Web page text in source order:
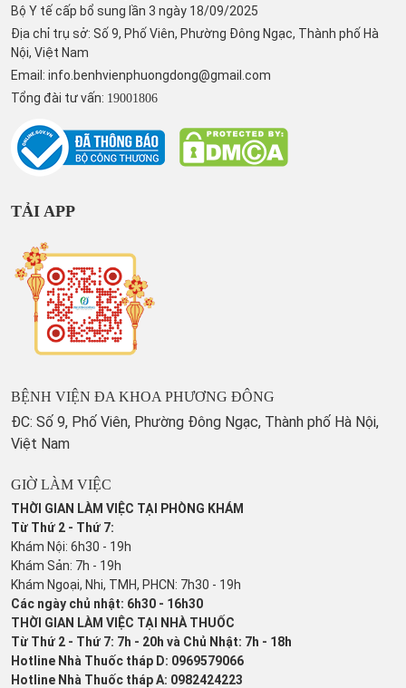
Bộ Y tế cấp bổ sung lần 3 ngày 18/09/2025
Địa chỉ trụ sở: Số 9, Phố Viên, Phường Đông Ngạc, Thành phố Hà
Nội, Việt Nam
Email: info.benhvienphuongdong@gmail.com
Tổng đài tư vấn: 19001806
TẢI APP
BỆNH VIỆN ĐA KHOA PHƯƠNG ĐÔNG
ĐC: Số 9, Phố Viên, Phường Đông Ngạc, Thành phố Hà Nội,
Việt Nam
GIỜ LÀM VIỆC
THỜI GIAN LÀM VIỆC TẠI PHÒNG KHÁM
Từ Thứ 2 - Thứ 7:
Khám Nội: 6h30 - 19h
Khám Sản: 7h - 19h
Khám Ngoại, Nhi, TMH, PHCN: 7h30 - 19h
Các ngày chủ nhật: 6h30 - 16h30
THỜI GIAN LÀM VIỆC TẠI NHÀ THUỐC
Từ Thứ 2 - Thứ 7: 7h - 20h và Chủ Nhật: 7h - 18h
Hotline Nhà Thuốc tháp D: 0969579066
Hotline Nhà Thuốc tháp A: 0982424223